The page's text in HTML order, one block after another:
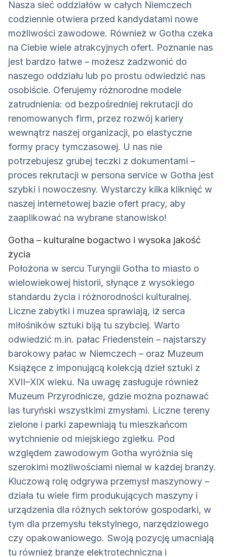
Nasza sieć oddziałów w całych Niemczech
codziennie otwiera przed kandydatami nowe
możliwości zawodowe. Również w Gotha czeka
na Ciebie wiele atrakcyjnych ofert. Poznanie nas
jest bardzo łatwe – możesz zadzwonić do
naszego oddziału lub po prostu odwiedzić nas
osobiście. Oferujemy różnorodne modele
zatrudnienia: od bezpośredniej rekrutacji do
renomowanych firm, przez rozwój kariery
wewnątrz naszej organizacji, po elastyczne
formy pracy tymczasowej. U nas nie
potrzebujesz grubej teczki z dokumentami –
proces rekrutacji w persona service w Gotha jest
szybki i nowoczesny. Wystarczy kilka kliknięć w
naszej internetowej bazie ofert pracy, aby
zaaplikować na wybrane stanowisko!
Gotha – kulturalne bogactwo i wysoka jakość
życia
Położona w sercu Turyngii Gotha to miasto o
wielowiekowej historii, słynące z wysokiego
standardu życia i różnorodności kulturalnej.
Liczne zabytki i muzea sprawiają, iż serca
miłośników sztuki biją tu szybciej. Warto
odwiedzić m.in. pałac Friedenstein – najstarszy
barokowy pałac w Niemczech – oraz Muzeum
Książęce z imponującą kolekcją dzieł sztuki z
XVII–XIX wieku. Na uwagę zasługuje również
Muzeum Przyrodnicze, gdzie można poznawać
las turyński wszystkimi zmysłami. Liczne tereny
zielone i parki zapewniają tu mieszkańcom
wytchnienie od miejskiego zgiełku. Pod
względem zawodowym Gotha wyróżnia się
szerokimi możliwościami niemal w każdej branży.
Kluczową rolę odgrywa przemysł maszynowy –
działa tu wiele firm produkujących maszyny i
urządzenia dla różnych sektorów gospodarki, w
tym dla przemysłu tekstylnego, narzędziowego
czy opakowaniowego. Swoją pozycję umacniają
tu również branże elektrotechniczna i